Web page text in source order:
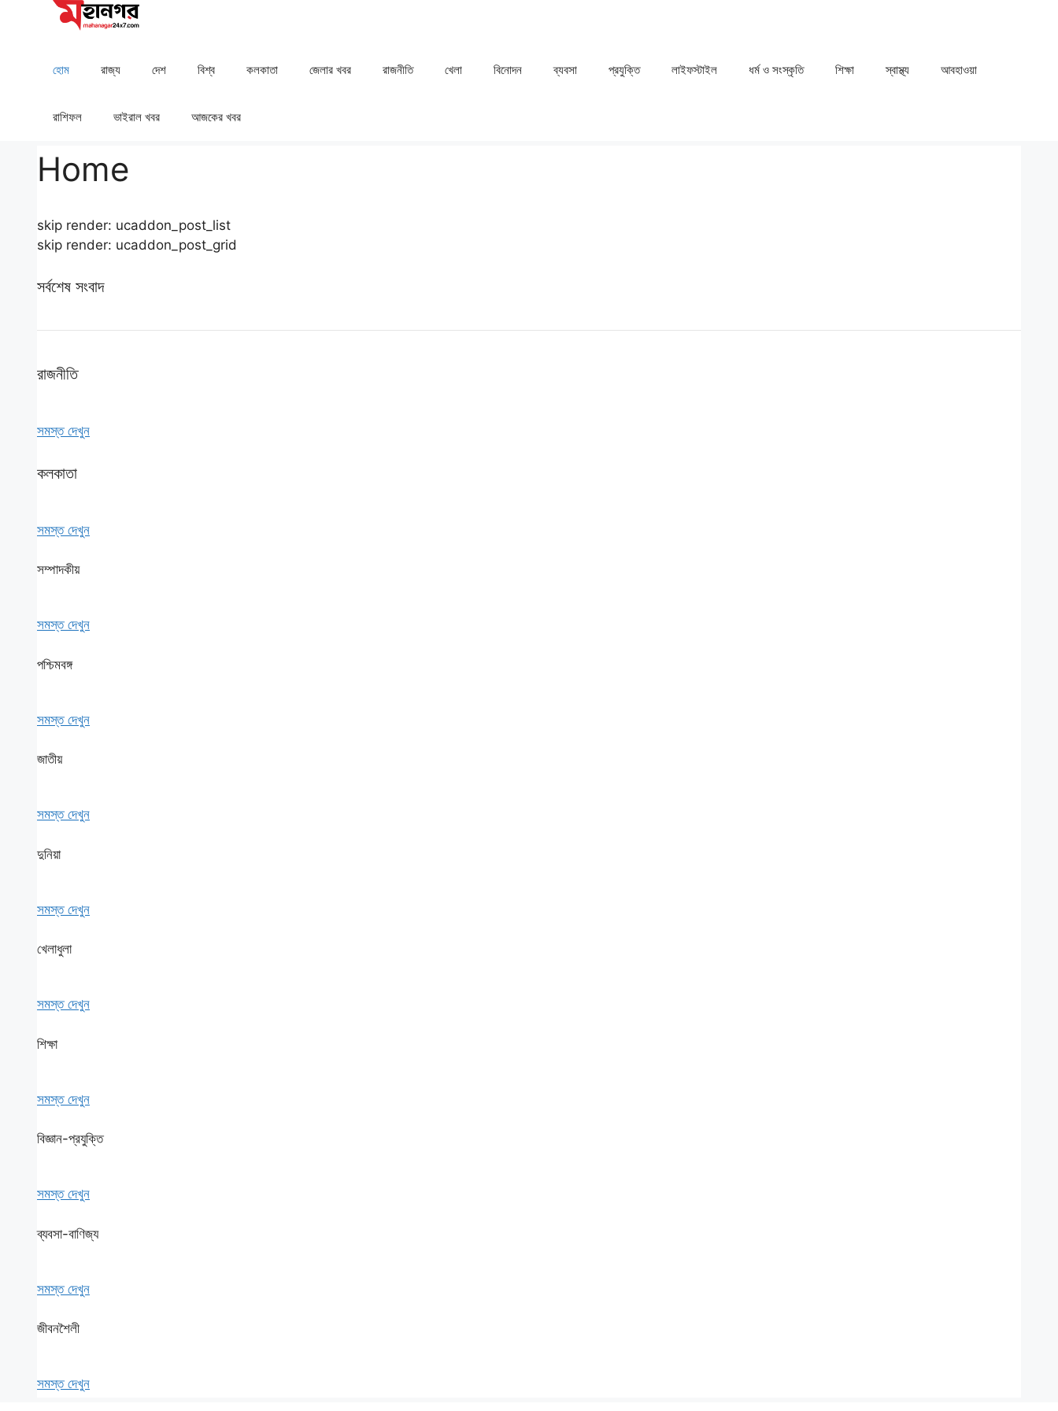
হোম রাজ্য দেশ ⁠বিশ্ব কলকাতা ⁠⁠জেলার খবর রাজনীতি খেলা ⁠বিনোদন ব্যবসা প্রযুক্তি লাইফস্টাইল ধর্ম ও সংস্কৃতি ⁠⁠শিক্ষা ⁠⁠স্বাস্থ্য ⁠⁠আবহাওয়া
রাশিফল ⁠⁠ভাইরাল খবর আজকের খবর
Home
skip render: ucaddon_post_list
skip render: ucaddon_post_grid
সর্বশেষ সংবাদ
রাজনীতি
সমস্ত দেখুন
কলকাতা
সমস্ত দেখুন
সম্পাদকীয়
সমস্ত দেখুন
পশ্চিমবঙ্গ
সমস্ত দেখুন
জাতীয়
সমস্ত দেখুন
দুনিয়া
সমস্ত দেখুন
খেলাধুলা
সমস্ত দেখুন
শিক্ষা
সমস্ত দেখুন
বিজ্ঞান-প্রযুক্তি
সমস্ত দেখুন
ব্যবসা-বাণিজ্য
সমস্ত দেখুন
জীবনশৈলী
সমস্ত দেখুন